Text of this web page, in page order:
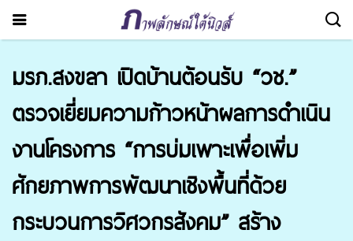
มรภ.สงขลา เปิดบ้านต้อนรับ “วช.”
ตรวจเยี่ยมความก้าวหน้าผลการดำเนิน
งานโครงการ “การบ่มเพาะเพื่อเพิ่ม
ศักยภาพการพัฒนาเชิงพื้นที่ด้วย
กระบวนการวิศวกรสังคม” สร้าง